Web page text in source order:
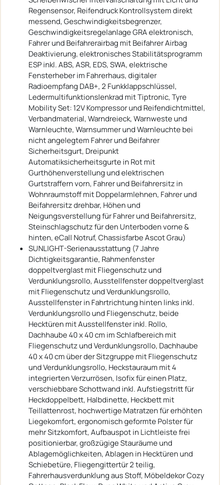
Regensensor, Reifendruck Kontrollsystem direkt
messend, Geschwindigkeitsbegrenzer,
Geschwindigkeitsregelanlage GRA elektronisch,
Fahrer und Beifahrerairbag mit Beifahrer Airbag
Deaktivierung, elektronisches Stabilitätsprogramm
ESP inkl. ABS, ASR, EDS, SWA, elektrische
Fensterheber im Fahrerhaus, digitaler
Radioempfang DAB+, 2 Funkklappschlüssel,
Ledermultifunktionslenkrad mit Tiptronic, Tyre
Mobility Set: 12V Kompressor und Reifendichtmittel,
Verbandmaterial, Warndreieck, Warnweste und
Warnleuchte, Warnsummer und Warnleuchte bei
nicht angelegtem Fahrer und Beifahrer
Sicherheitsgurt, Dreipunkt
Automatiksicherheitsgurte in Rot mit
Gurthöhenverstellung und elektrischen
Gurtstraffern vorn, Fahrer und Beifahrersitz in
Wohnraumstoff mit Doppelarmlehnen, Fahrer und
Beifahrersitz drehbar, Höhen und
Neigungsverstellung für Fahrer und Beifahrersitz,
Steinschlagschutz für den Unterboden vorne &
hinten, eCall Notruf, Chassisfarbe Ascot Grau)
SUNLIGHT-Serienausstattung (7 Jahre
Dichtigkeitsgarantie, Rahmenfenster
doppeltverglast mit Fliegenschutz und
Verdunklungsrollo, Ausstellfenster doppeltverglast
mit Fliegenschutz und Verdunklungsrollo,
Ausstellfenster in Fahrtrichtung hinten links inkl.
Verdunklungsrollo und Fliegenschutz, beide
Hecktüren mit Ausstellfenster inkl. Rollo,
Dachhaube 40 x 40 cm im Schlafbereich mit
Fliegenschutz und Verdunklungsrollo, Dachhaube
40 x 40 cm über der Sitzgruppe mit Fliegenschutz
und Verdunklungsrollo, Heckstauraum mit 4
integrierten Verzurrösen, Isofix für einen Platz,
verschiebbare Schottwand inkl. Aufstiegstritt für
Heckdoppelbett, Halbdinette, Heckbett mit
Teillattenrost, hochwertige Matratzen für erhöhten
Liegekomfort, ergonomisch geformte Polster für
mehr Sitzkomfort, Aufbauspot in Lichtleiste frei
positionierbar, großzügige Stauräume und
Ablagemöglichkeiten, Ablagen in Hecktüren und
Schiebetüre, Fliegengittertür 2 teilig,
Fahrerhausverdunklung aus Stoff, Möbeldekor Cozy